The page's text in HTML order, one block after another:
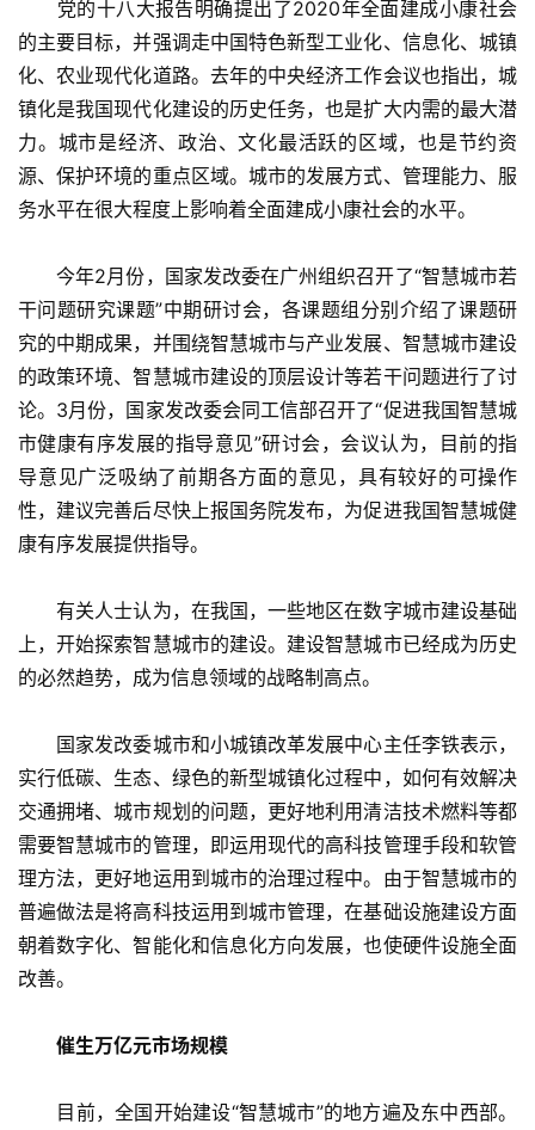
党的十八大报告明确提出了2020年全面建成小康社会
的主要目标，并强调走中国特色新型工业化、信息化、城镇
化、农业现代化道路。去年的中央经济工作会议也指出，城
镇化是我国现代化建设的历史任务，也是扩大内需的最大潜
力。城市是经济、政治、文化最活跃的区域，也是节约资
源、保护环境的重点区域。城市的发展方式、管理能力、服
务水平在很大程度上影响着全面建成小康社会的水平。
今年2月份，国家发改委在广州组织召开了“智慧城市若
干问题研究课题”中期研讨会，各课题组分别介绍了课题研
究的中期成果，并围绕智慧城市与产业发展、智慧城市建设
的政策环境、智慧城市建设的顶层设计等若干问题进行了讨
论。3月份，国家发改委会同工信部召开了“促进我国智慧城
市健康有序发展的指导意见”研讨会，会议认为，目前的指
导意见广泛吸纳了前期各方面的意见，具有较好的可操作
性，建议完善后尽快上报国务院发布，为促进我国智慧城健
康有序发展提供指导。
有关人士认为，在我国，一些地区在数字城市建设基础
上，开始探索智慧城市的建设。建设智慧城市已经成为历史
的必然趋势，成为信息领域的战略制高点。
国家发改委城市和小城镇改革发展中心主任李铁表示，
实行低碳、生态、绿色的新型城镇化过程中，如何有效解决
交通拥堵、城市规划的问题，更好地利用清洁技术燃料等都
需要智慧城市的管理，即运用现代的高科技管理手段和软管
理方法，更好地运用到城市的治理过程中。由于智慧城市的
普遍做法是将高科技运用到城市管理，在基础设施建设方面
朝着数字化、智能化和信息化方向发展，也使硬件设施全面
改善。
催生万亿元市场规模
目前，全国开始建设“智慧城市”的地方遍及东中西部。